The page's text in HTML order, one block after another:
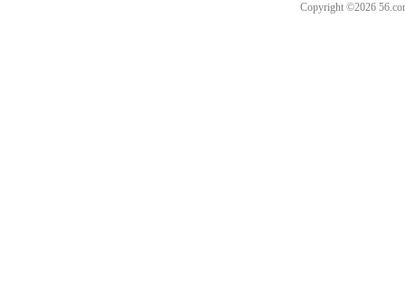
Copyright ©2026